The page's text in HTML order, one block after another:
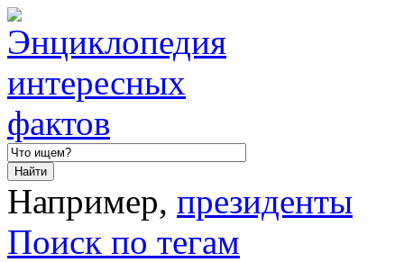
Например, президенты
Поиск по тегам